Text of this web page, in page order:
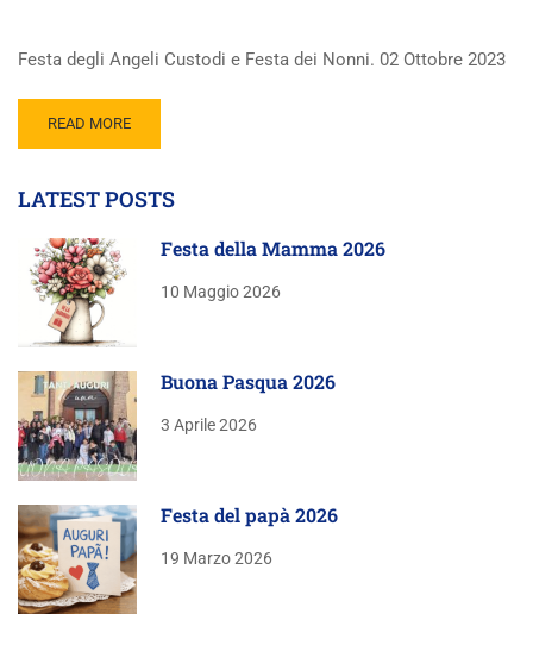
Festa degli Angeli Custodi e Festa dei Nonni. 02 Ottobre 2023
READ MORE
LATEST POSTS
Festa della Mamma 2026
10 Maggio 2026
Buona Pasqua 2026
3 Aprile 2026
Festa del papà 2026
19 Marzo 2026